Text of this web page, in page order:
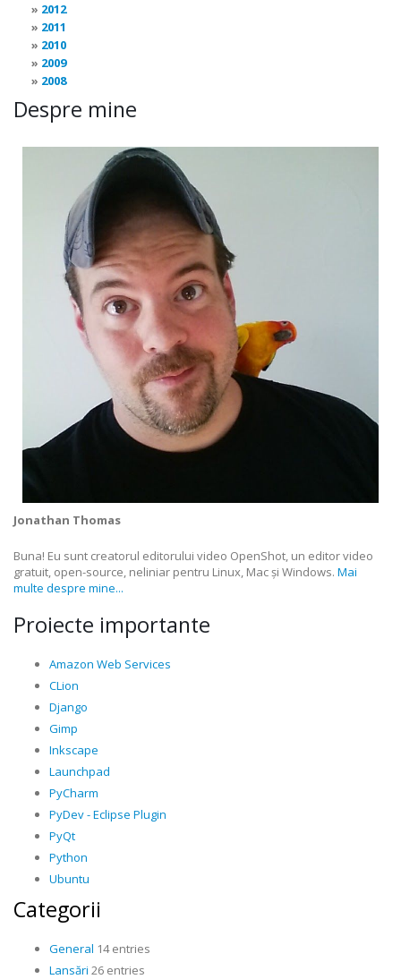
2012
2011
2010
2009
2008
Despre mine
Jonathan Thomas
Buna! Eu sunt creatorul editorului video OpenShot, un editor video
gratuit, open-source, neliniar pentru Linux, Mac și Windows. Mai
multe despre mine...
Proiecte importante
Amazon Web Services
CLion
Django
Gimp
Inkscape
Launchpad
PyCharm
PyDev - Eclipse Plugin
PyQt
Python
Ubuntu
Categorii
General 14 entries
Lansări 26 entries